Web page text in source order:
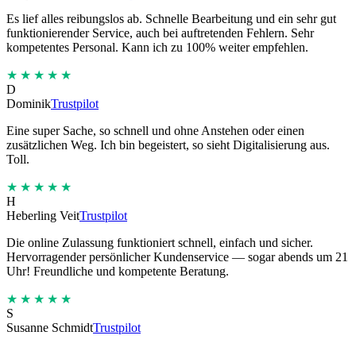
Es lief alles reibungslos ab. Schnelle Bearbeitung und ein sehr gut
funktionierender Service, auch bei auftretenden Fehlern. Sehr
kompetentes Personal. Kann ich zu 100% weiter empfehlen.
★★★★★
D
DominikTrustpilot
Eine super Sache, so schnell und ohne Anstehen oder einen
zusätzlichen Weg. Ich bin begeistert, so sieht Digitalisierung aus.
Toll.
★★★★★
H
Heberling VeitTrustpilot
Die online Zulassung funktioniert schnell, einfach und sicher.
Hervorragender persönlicher Kundenservice — sogar abends um 21
Uhr! Freundliche und kompetente Beratung.
★★★★★
S
Susanne SchmidtTrustpilot